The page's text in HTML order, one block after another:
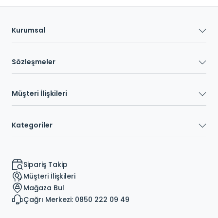
Kurumsal
Sözleşmeler
Müşteri İlişkileri
Kategoriler
Sipariş Takip
Müşteri İlişkileri
Mağaza Bul
Çağrı Merkezi: 0850 222 09 49